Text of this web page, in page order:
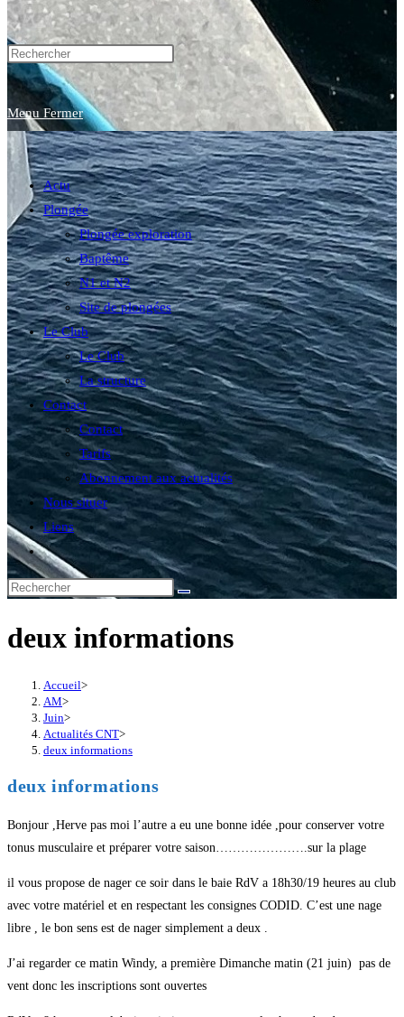
website
search
Menu Fermer
Actu
Plongée
Plongée exploration
Baptême
N1 et N2
Site de plongées
Le Club
Le Club
La structure
Contact
Contact
Tarifs
Abonnement aux actualités
Nous situer
Liens
Toggle
website
search
deux informations
Accueil>
AM>
Juin>
Actualités CNT>
deux informations
deux informations
Bonjour ,Herve pas moi l’autre a eu une bonne idée ,pour conserver votre
tonus musculaire et préparer votre saison………………….sur la plage
il vous propose de nager ce soir dans le baie RdV a 18h30/19 heures au club
avec votre matériel et en respectant les consignes CODID. C’est une nage
libre , le bon sens est de nager simplement a deux .
J’ai regarder ce matin Windy, a première Dimanche matin (21 juin) pas de
vent donc les inscriptions sont ouvertes